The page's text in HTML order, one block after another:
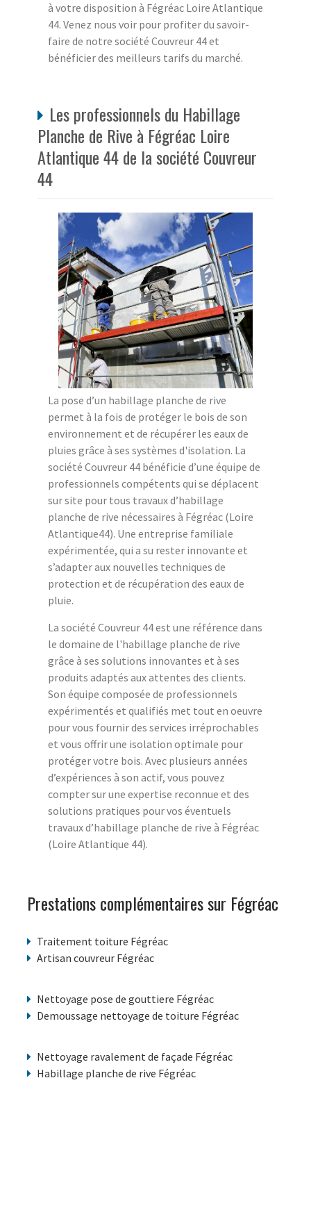
à votre disposition à Fégréac Loire Atlantique
44. Venez nous voir pour profiter du savoir-
faire de notre société Couvreur 44 et
bénéficier des meilleurs tarifs du marché.
Les professionnels du Habillage
Planche de Rive à Fégréac Loire
Atlantique 44 de la société Couvreur
44
La pose d’un habillage planche de rive
permet à la fois de protéger le bois de son
environnement et de récupérer les eaux de
pluies grâce à ses systèmes d'isolation. La
société Couvreur 44 bénéficie d’une équipe de
professionnels compétents qui se déplacent
sur site pour tous travaux d’habillage
planche de rive nécessaires à Fégréac (Loire
Atlantique44). Une entreprise familiale
expérimentée, qui a su rester innovante et
s’adapter aux nouvelles techniques de
protection et de récupération des eaux de
pluie.
La société Couvreur 44 est une référence dans
le domaine de l'habillage planche de rive
grâce à ses solutions innovantes et à ses
produits adaptés aux attentes des clients.
Son équipe composée de professionnels
expérimentés et qualifiés met tout en oeuvre
pour vous fournir des services irréprochables
et vous offrir une isolation optimale pour
protéger votre bois. Avec plusieurs années
d’expériences à son actif, vous pouvez
compter sur une expertise reconnue et des
solutions pratiques pour vos éventuels
travaux d’habillage planche de rive à Fégréac
(Loire Atlantique 44).
Prestations complémentaires sur Fégréac
Traitement toiture Fégréac
Artisan couvreur Fégréac
Nettoyage pose de gouttiere Fégréac
Demoussage nettoyage de toiture Fégréac
Nettoyage ravalement de façade Fégréac
Habillage planche de rive Fégréac